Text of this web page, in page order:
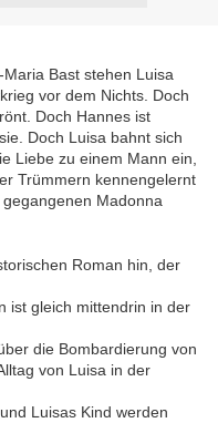
Bast stehen Luisa
vor dem Nichts. Doch
Doch Hannes ist
Doch Luisa bahnt sich
Liebe zu einem Mann ein,
Trümmern kennengelernt
Madonna
Roman hin, der
ist gleich mittendrin in der
die Bombardierung von
von Luisa in der
Luisas Kind werden